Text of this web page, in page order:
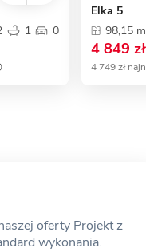
1 0
Elka 5
98,15
4 849 zł
4 749 zł
oferty Projekt z
wykonania.